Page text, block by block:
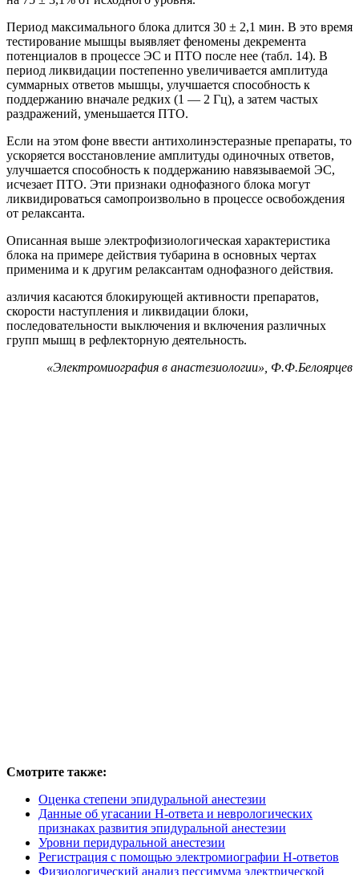
Период максимального блока длится 30 ± 2,1 мин. В это время
тестирование мышцы выявляет феномены декремента
потенциалов в процессе ЭС и ПТО после нее (табл. 14). В
период ликвидации постепенно увеличивается амплитуда
суммарных ответов мышцы, улучшается способность к
поддержанию вначале редких (1 — 2 Гц), а затем частых
раздражений, уменьшается ПТО.
Если на этом фоне ввести антихолинэстеразные препараты, то
ускоряется восстановление амплитуды одиночных ответов,
улучшается способность к поддержанию навязываемой ЭС,
исчезает ПТО. Эти признаки однофазного блока могут
ликвидироваться самопроизвольно в процессе освобождения
от релаксанта.
Описанная выше электрофизиологическая характеристика
блока на примере действия тубарина в основных чертах
применима и к другим релаксантам однофазного действия.
азличия касаются блокирующей активности препаратов,
скорости наступления и ликвидации блоки,
последовательности выключения и включения различных
групп мышц в рефлекторную деятельность.
«Электромиография в анастезиологии», Ф.Ф.Белоярцев
Смотрите также:
Оценка степени эпидуральной анестезии
Данные об угасании Н-ответа и неврологических
признаках развития эпидуральной анестезии
Уровни перидуральной анестезии
Регистрация с помощью электромиографии Н-ответов
Физиологический анализ пессимума электрической